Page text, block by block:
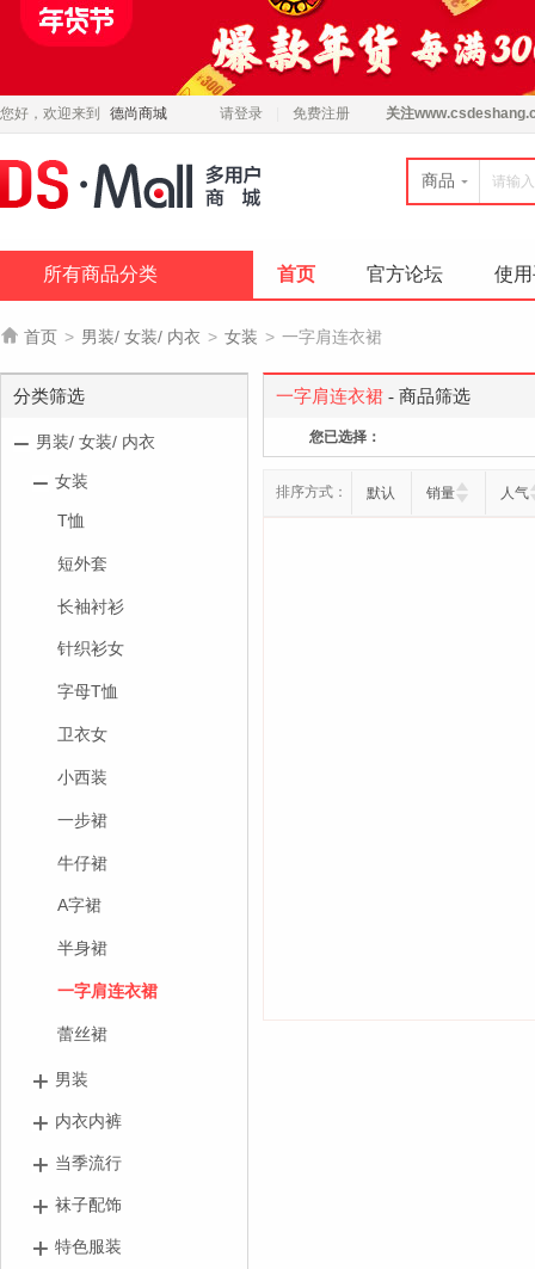
您好，欢迎来到 德尚商城 请登录 免费注册 关注
商品
所有商品分类 首页 官方论坛 使
 首页 > 男装/ 女装/ 内衣 > 女装 > 一字肩连衣裙
分类筛选
男装/ 女装/ 内衣
女装
T恤
短外套
长袖衬衫
针织衫女
字母T恤
卫衣女
小西装
一步裙
牛仔裙
A字裙
半身裙
一字肩连衣裙
蕾丝裙
男装
内衣内裤
当季流行
袜子配饰
特色服装
一字肩连衣裙 - 商品筛选
您已选择：
排序方式： 默认 销量 人气